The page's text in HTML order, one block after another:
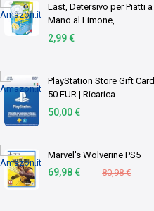
Last, Detersivo per Piatti a
Mano al Limone,
Neutralizza gli Odori,
2,99 €
PlayStation Store Gift Card
50 EUR | Ricarica
Portafoglio PSN | Account
50,00 €
Marvel's Wolverine PS5
69,98 € 80,98 €